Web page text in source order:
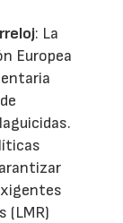
: La
Europea
(LMR)